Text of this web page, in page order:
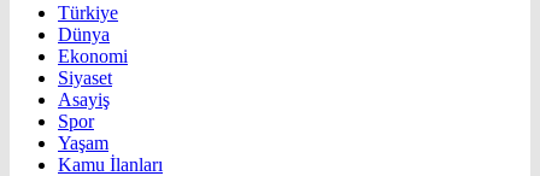
Türkiye
Dünya
Ekonomi
Siyaset
Asayiş
Spor
Yaşam
Kamu İlanları